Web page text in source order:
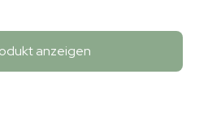
anzeigen